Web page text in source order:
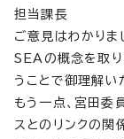
担当課長
ご意見はわかりま
SEAの概念を取り
うことで御理解い
もう一点、宮田委
スとのリンクの関